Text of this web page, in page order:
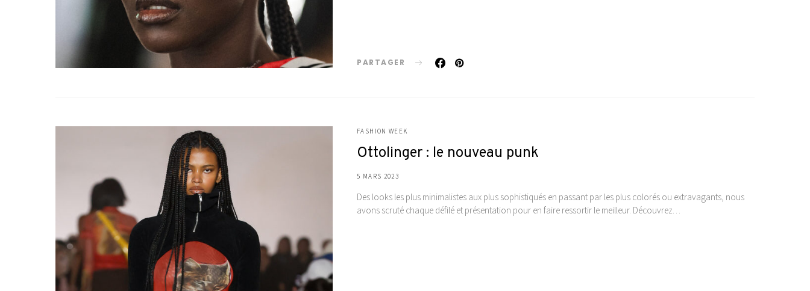
PARTAGER
FASHION WEEK
Ottolinger : le nouveau punk
5 MARS 2023
Des looks les plus minimalistes aux plus sophistiqués en passant par les plus colorés ou extravagants, nous
avons scruté chaque défilé et présentation pour en faire ressortir le meilleur. Découvrez…